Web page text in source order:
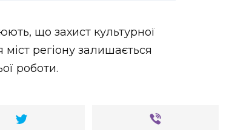
що захист культурної
регіону залишається
роботи.